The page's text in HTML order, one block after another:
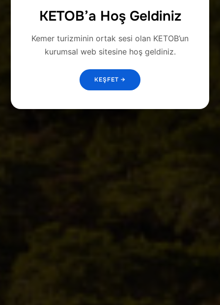
KETOB’a Hoş Geldiniz
Kemer turizminin ortak sesi olan KETOB’un
kurumsal web sitesine hoş geldiniz.
KEŞFET →